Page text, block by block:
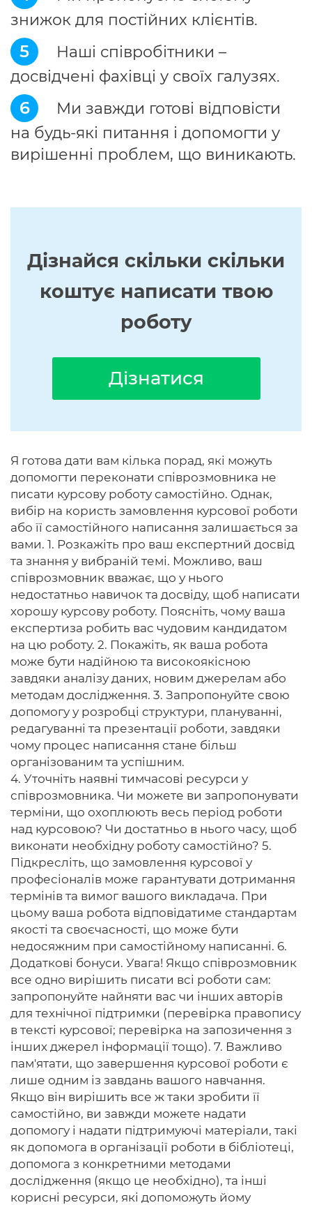
знижок для постійних клієнтів.
5
Наші співробітники –
досвідчені фахівці у своїх галузях.
6
Ми завжди готові відповісти
на будь-які питання і допомогти у
вирішенні проблем, що виникають.
Дізнайся скільки скільки
коштує написати твою
роботу
Дізнатися
Я готова дати вам кілька порад, які можуть
допомогти переконати співрозмовника не
писати курсову роботу самостійно. Однак,
вибір на користь замовлення курсової роботи
або її самостійного написання залишається за
вами. 1. Розкажіть про ваш експертний досвід
та знання у вибраній темі. Можливо, ваш
співрозмовник вважає, що у нього
недостатньо навичок та досвіду, щоб написати
хорошу курсову роботу. Поясніть, чому ваша
експертиза робить вас чудовим кандидатом
на цю роботу. 2. Покажіть, як ваша робота
може бути надійною та високоякісною
завдяки аналізу даних, новим джерелам або
методам дослідження. 3. Запропонуйте свою
допомогу у розробці структури, плануванні,
редагуванні та презентації роботи, завдяки
чому процес написання стане більш
організованим та успішним.
4. Уточніть наявні тимчасові ресурси у
співрозмовника. Чи можете ви запропонувати
терміни, що охоплюють весь період роботи
над курсовою? Чи достатньо в нього часу, щоб
виконати необхідну роботу самостійно? 5.
Підкресліть, що замовлення курсової у
професіоналів може гарантувати дотримання
термінів та вимог вашого викладача. При
цьому ваша робота відповідатиме стандартам
якості та своєчасності, що може бути
недосяжним при самостійному написанні. 6.
Додаткові бонуси. Увага! Якщо співрозмовник
все одно вирішить писати всі роботи сам:
запропонуйте найняти вас чи інших авторів
для технічної підтримки (перевірка правопису
в тексті курсової; перевірка на запозичення з
інших джерел інформації тощо). 7. Важливо
пам'ятати, що завершення курсової роботи є
лише одним із завдань вашого навчання.
Якщо він вирішить все ж таки зробити її
самостійно, ви завжди можете надати
допомогу і надати підтримуючі матеріали, такі
як допомога в організації роботи в бібліотеці,
допомога з конкретними методами
дослідження (якщо це необхідно), та інші
корисні ресурси, які допоможуть йому